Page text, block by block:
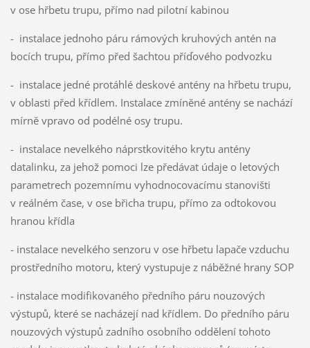
v ose hřbetu trupu, přímo nad pilotní kabinou
- instalace jednoho páru rámových kruhových antén na
bocích trupu, přímo před šachtou příďového podvozku
- instalace jedné protáhlé deskové antény na hřbetu trupu,
v oblasti před křídlem. Instalace zmíněné antény se nachází
mírně vpravo od podélné osy trupu.
- instalace nevelkého náprstkovitého krytu antény
datalinku, za jehož pomoci lze předávat údaje o letových
parametrech pozemnímu vyhodnocovacímu stanovišti
v reálném čase, v ose břicha trupu, přímo za odtokovou
hranou křídla
- instalace nevelkého senzoru v ose hřbetu lapače vzduchu
prostředního motoru, který vystupuje z náběžné hrany SOP
- instalace modifikovaného předního páru nouzových
výstupů, které se nacházejí nad křídlem. Do předního páru
nouzových výstupů zadního osobního oddělení tohoto